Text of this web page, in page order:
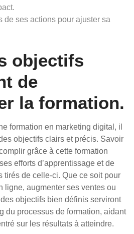
de ses actions pour ajuster sa
objectifs
de
la formation.
formation en marketing digital, il
objectifs clairs et précis. Savoir
grâce à cette formation
efforts d’apprentissage et de
tirés de celle-ci. Que ce soit pour
ligne, augmenter ses ventes ou
objectifs bien définis serviront
du processus de formation, aidant
sur les résultats à atteindre.